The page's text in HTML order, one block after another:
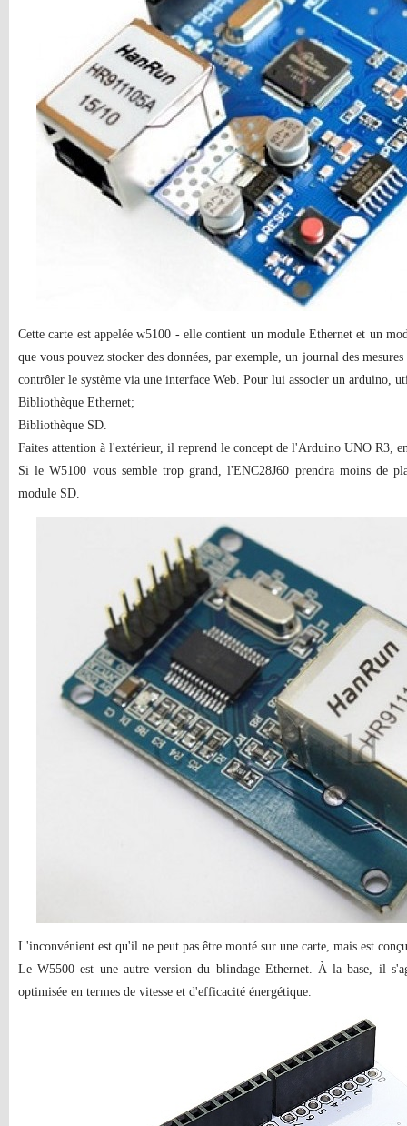
Cette carte est appelée w5100 - elle contient un module Ethernet et un
que vous pouvez stocker des données, par exemple, un journal des
contrôler le système via une interface Web. Pour lui associer un arduino,
Bibliothèque Ethernet;
Bibliothèque SD.
Faites attention à l'extérieur, il reprend le concept de l'Arduino UNO R3,
Si le W5100 vous semble trop grand, l'ENC28J60 prendra moins de
module SD.
L'inconvénient est qu'il ne peut pas être monté sur une carte, mais est
Le W5500 est une autre version du blindage Ethernet. À la base, il
optimisée en termes de vitesse et d'efficacité énergétique.